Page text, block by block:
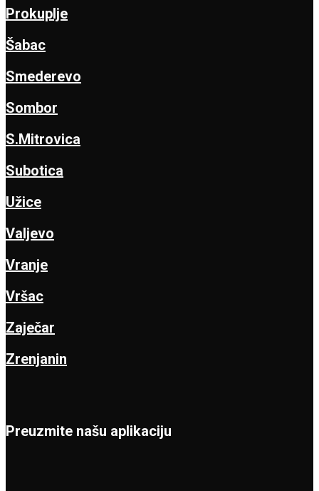
Prokuplje
Šabac
Smederevo
Sombor
S.Mitrovica
Subotica
Užice
Valjevo
Vranje
Vršac
Zaječar
Zrenjanin
Preuzmite našu aplikaciju